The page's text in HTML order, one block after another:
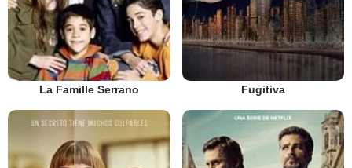
La Famille Serrano Fugitiva